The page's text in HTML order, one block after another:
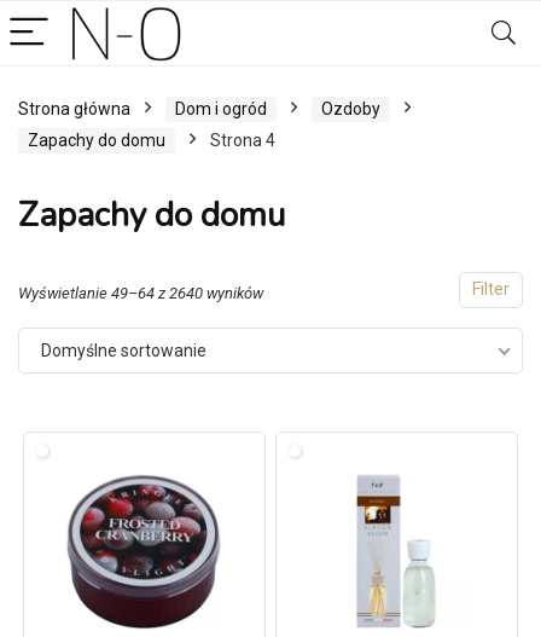
Strona główna Dom i ogród
Ozdoby
Zapachy do domu
Strona 4
Zapachy do domu
Filter
Wyświetlanie 49–64 z 2640 wyników
Domyślne sortowanie